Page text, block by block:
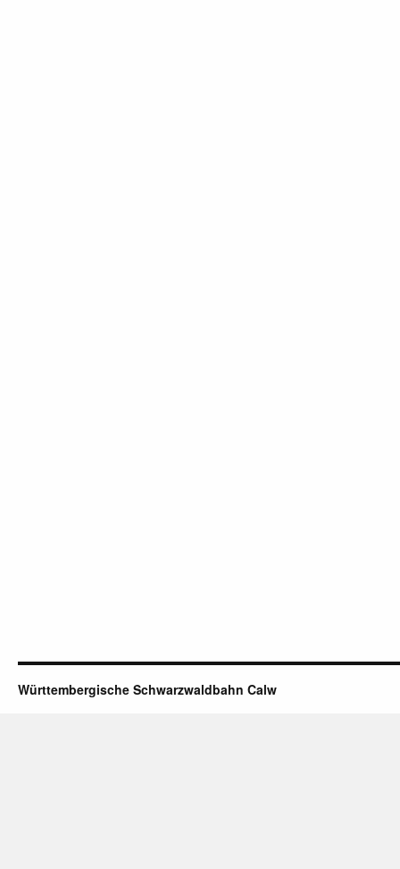
Württembergische Schwarzwaldbahn Calw